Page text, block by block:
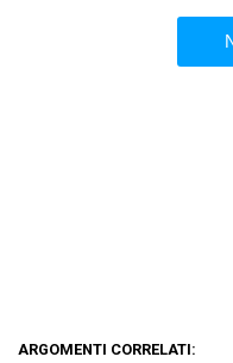
ARGOMENTI CORRELATI: